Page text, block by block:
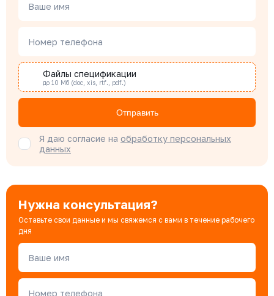
Наталья Гомонова
Бондарюк Евгения
Специалист отдела продаж
Ваше имя
Номер телефона
Файлы спецификации
до 10 Мб (doc, xis, rtf., pdf.)
Отправить
Я даю согласие на обработку персональных
данных
Нужна консультация?
Оставьте свои данные и мы свяжемся с вами в течение рабочего
дня
Ваше имя
Номер телефона